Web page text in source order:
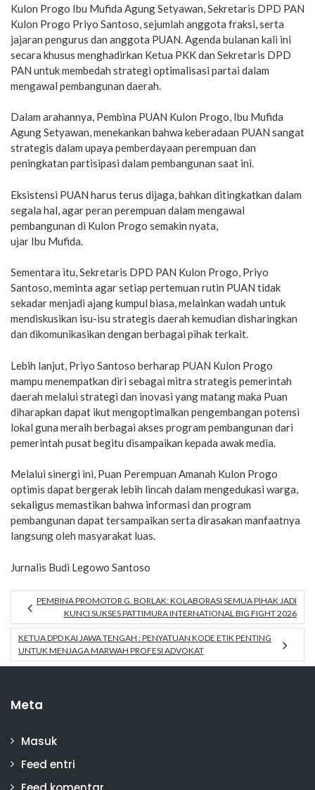
Kulon Progo Ibu Mufida Agung Setyawan, Sekretaris DPD PAN
Kulon Progo Priyo Santoso, sejumlah anggota fraksi, serta
jajaran pengurus dan anggota PUAN. Agenda bulanan kali ini
secara khusus menghadirkan Ketua PKK dan Sekretaris DPD
PAN untuk membedah strategi optimalisasi partai dalam
mengawal pembangunan daerah.
Dalam arahannya, Pembina PUAN Kulon Progo, Ibu Mufida
Agung Setyawan, menekankan bahwa keberadaan PUAN sangat
strategis dalam upaya pemberdayaan perempuan dan
peningkatan partisipasi dalam pembangunan saat ini.
Eksistensi PUAN harus terus dijaga, bahkan ditingkatkan dalam
segala hal, agar peran perempuan dalam mengawal
pembangunan di Kulon Progo semakin nyata,
ujar Ibu Mufida.
Sementara itu, Sekretaris DPD PAN Kulon Progo, Priyo
Santoso, meminta agar setiap pertemuan rutin PUAN tidak
sekadar menjadi ajang kumpul biasa, melainkan wadah untuk
mendiskusikan isu-isu strategis daerah kemudian disharingkan
dan dikomunikasikan dengan berbagai pihak terkait.
Lebih lanjut, Priyo Santoso berharap PUAN Kulon Progo
mampu menempatkan diri sebagai mitra strategis pemerintah
daerah melalui strategi dan inovasi yang matang maka Puan
diharapkan dapat ikut mengoptimalkan pengembangan potensi
lokal guna meraih berbagai akses program pembangunan dari
pemerintah pusat begitu disampaikan kepada awak media.
Melalui sinergi ini, Puan Perempuan Amanah Kulon Progo
optimis dapat bergerak lebih lincah dalam mengedukasi warga,
sekaligus memastikan bahwa informasi dan program
pembangunan dapat tersampaikan serta dirasakan manfaatnya
langsung oleh masyarakat luas.
Jurnalis Budi Legowo Santoso
PEMBINA PROMOTOR G. BORLAK: KOLABORASI SEMUA PIHAK JADI
KUNCI SUKSES PATTIMURA INTERNATIONAL BIG FIGHT 2026
KETUA DPD KAI JAWA TENGAH : PENYATUAN KODE ETIK PENTING
UNTUK MENJAGA MARWAH PROFESI ADVOKAT
Meta
Masuk
Feed entri